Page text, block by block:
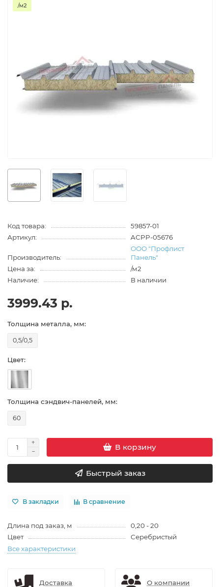
/м2
Код товара:
59857-01
Артикул:
ACPP-05676
Производитель:
ООО "Профлист
Панель"
Цена за:
/м2
Наличие:
В наличии
3999.43 р.
Толщина металла, мм:
0,5/0,5
Цвет:
Толщина сэндвич-панелей, мм:
60
В корзину
Быстрый заказ
В закладки В сравнение
Длина под заказ, м
0,20 - 20
Цвет
Серебристый
Все характеристики
Доставка О компании